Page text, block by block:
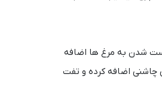
شدن به مرغ ها اضافه
چاشنی اضافه کرده و تفت